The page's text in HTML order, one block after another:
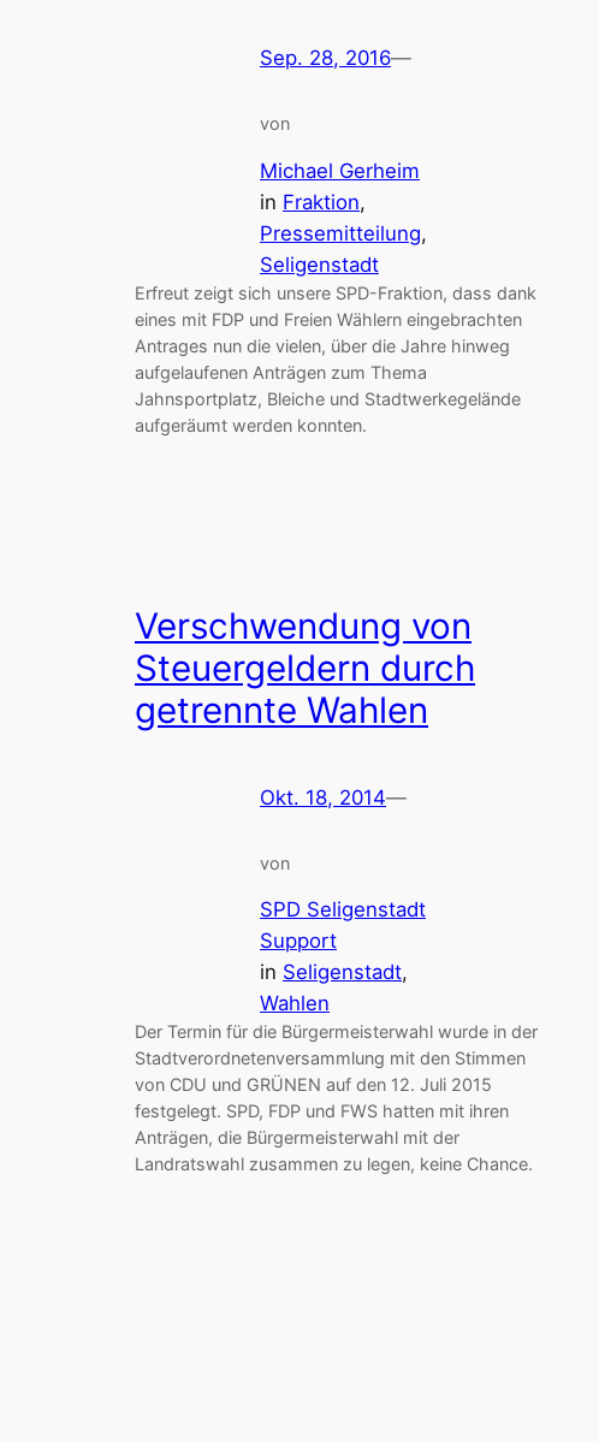
Sep. 28, 2016—
von
Michael Gerheim
in Fraktion
Pressemitteilung
Seligenstadt
Erfreut zeigt sich unsere SPD-Fraktion, dass dank
eines mit FDP und Freien Wählern eingebrachten
Antrages nun die vielen, über die Jahre hinweg
aufgelaufenen Anträgen zum Thema
Jahnsportplatz, Bleiche und Stadtwerkegelände
aufgeräumt werden konnten.
Verschwendung von
Steuergeldern durch
getrennte Wahlen
Okt. 18, 2014—
von
SPD Seligenstadt
Support
in Seligenstadt
Wahlen
Der Termin für die Bürgermeisterwahl wurde in der
Stadtverordnetenversammlung mit den Stimmen
von CDU und GRÜNEN auf den 12. Juli 2015
festgelegt. SPD, FDP und FWS hatten mit ihren
Anträgen, die Bürgermeisterwahl mit der
Landratswahl zusammen zu legen, keine Chance.